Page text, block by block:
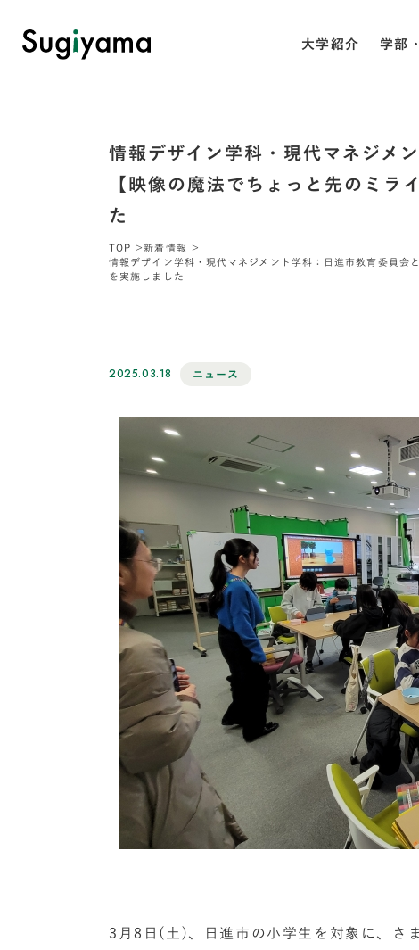
大学紹介 学部
情報デザイン学科・現代マネジメ
【映像の魔法でちょっと先のミラ
た
TOP
新着情報
情報デザイン学科・現代マネジメント学科：日進市教育委員会
を実施しました
2025.03.18 ニュース
3月8日(土)、日進市の小学生を対象に、さ